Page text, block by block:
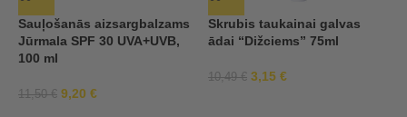
Sauļošanās aizsargbalzams
Jūrmala SPF 30 UVA+UVB,
100 ml
11,50€ 9,20 €
Skrubis taukainai galvas
ādai “Dižciems” 75ml
10,49€ 3,15 €